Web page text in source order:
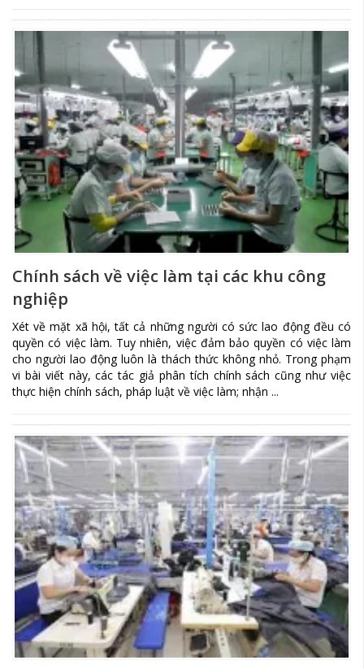
Chính sách về việc làm tại các khu công
nghiệp
Xét về mặt xã hội, tất cả những người có sức lao động đều có
quyền có việc làm. Tuy nhiên, việc đảm bảo quyền có việc làm
cho người lao động luôn là thách thức không nhỏ. Trong phạm
vi bài viết này, các tác giả phân tích chính sách cũng như việc
thực hiện chính sách, pháp luật về việc làm; nhận ...